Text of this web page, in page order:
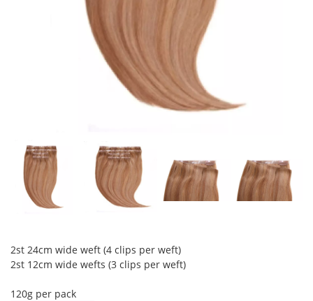
2st 24cm wide weft (4 clips per weft)
2st 12cm wide wefts (3 clips per weft)
120g per pack